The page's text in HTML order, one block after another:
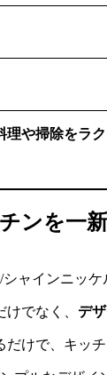
理や掃除をラ
ンを一
ャインニッケ
でなく、 デ
けで、キッ